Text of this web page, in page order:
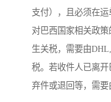
支付），且必须在
对巴西国家相关政
生关税，需要由
税。若收件人已离
弃件或退回等，需要